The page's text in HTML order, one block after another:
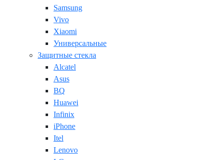
Samsung
Vivo
Xiaomi
Универсальные
Защитные стекла
Alcatel
Asus
BQ
Huawei
Infinix
iPhone
Itel
Lenovo